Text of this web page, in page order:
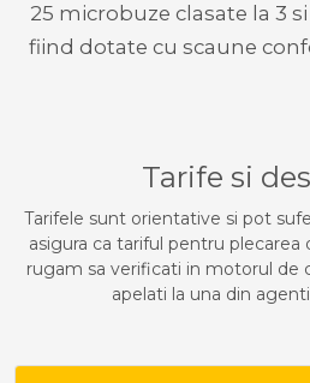
25 microbuze clasate la 3
fiind dotate cu scaune
Tarife si
Tarifele sunt orientative si pot
asigura ca tariful pentru
rugam sa verificati in motorul de
apelati la una din